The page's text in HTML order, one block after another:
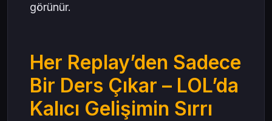
görünür.
Her Replay’den Sadece
Bir Ders Çıkar – LOL’da
Kalıcı Gelişimin Sırrı